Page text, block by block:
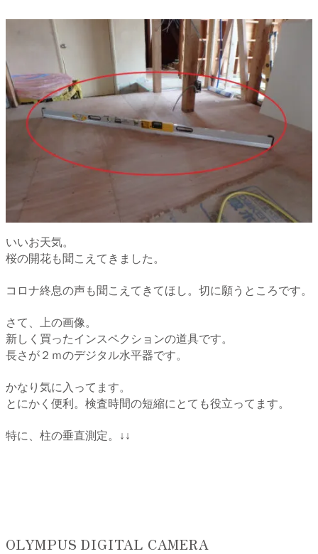
いいお天気。
桜の開花も聞こえてきました。
コロナ終息の声も聞こえてきてほし。切に願うところです。
さて、上の画像。
新しく買ったインスペクションの道具です。
長さが２ｍのデジタル水平器です。
かなり気に入ってます。
とにかく便利。検査時間の短縮にとても役立ってます。
特に、柱の垂直測定。↓↓
OLYMPUS DIGITAL CAMERA